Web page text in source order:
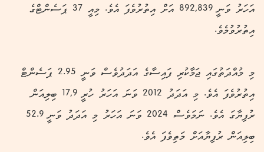
އަހަރު ވަނީ 892,839 އަށް އިތުރުވެފަ އެވެ. މިއީ 37 ޕަސެންޓްގެ
އިތުރުވުމެވެ.
މި މުއްދަތުގައި ޖަމާކުރި ފައިސާގެ އަދަދުވެސް ވަނީ 2.95 ޕަސެންޓް
އިތުރުވެފަ އެވެ. މި އަދަދު 2012 ވަނަ އަހަރު ހުރީ 17,9 ބިލިއަން
ރުފިޔާގަ އެވެ. ނަމަވެސް 2024 ވަނަ އަހަރު މި އަދަދު ވަނީ 52.9
ބިލިއަން ރުފިޔާއަށް މަތިވެފަ އެވެ.